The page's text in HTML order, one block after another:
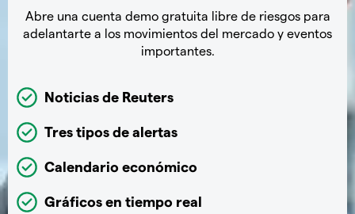
Abre una cuenta demo gratuita libre de riesgos para
adelantarte a los movimientos del mercado y eventos
importantes.
Noticias de Reuters
Tres tipos de alertas
Calendario económico
Gráficos en tiempo real